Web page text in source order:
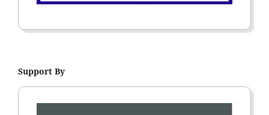
Support By